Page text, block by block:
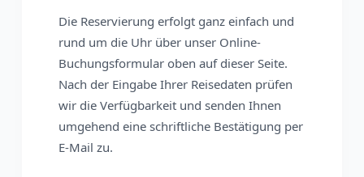
Die Reservierung erfolgt ganz einfach und
rund um die Uhr über unser Online-
Buchungsformular oben auf dieser Seite.
Nach der Eingabe Ihrer Reisedaten prüfen
wir die Verfügbarkeit und senden Ihnen
umgehend eine schriftliche Bestätigung per
E-Mail zu.